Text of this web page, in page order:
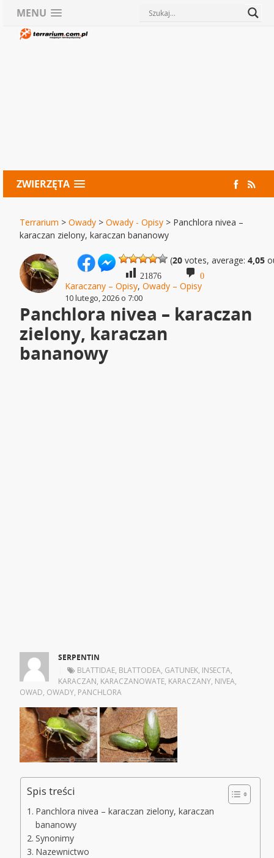
MENU
ZWIERZĘTA
Terrarium >Owady >Owady - Opisy > Panchlora nivea –
karaczan zielony, karaczan bananowy
(20 votes, average:4,05
21876 0
Karaczany – Opisy,Owady – Opisy
10 lutego, 2026 o 7:00
Panchlora nivea – karaczan
zielony, karaczan
bananowy
SERPENTIN
BLATTIDAE, BLATTODEA, GATUNEK, INSECTA,
KARACZAN, KARACZANOWATE, KARACZANY, NIVEA,
OWAD, OWADY, PANCHLORA
Spis treści
Panchlora nivea – karaczan zielony, karaczan
bananowy
Synonimy
Nazewnictwo